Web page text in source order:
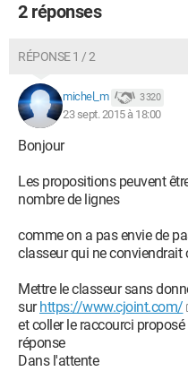
2 réponses
RÉPONSE 1 / 2
michel_m 3 320
23 sept. 2015 à 18:00
Bonjour
Les propositions peuvent
nombre de lignes
comme on a pas envie de
classeur qui ne conviendrait
Mettre le classeur sans
surhttps://www.cjoint.com/
et coller le raccourci
réponse
Dans l'attente